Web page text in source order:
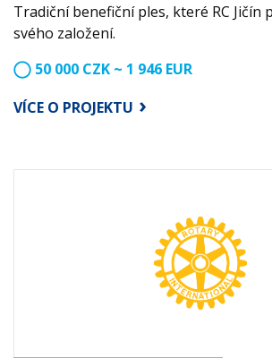
Tradiční benefiční ples, které RC Jičín
svého založení.
50 000 CZK ~ 1 946 EUR
VÍCE O PROJEKTU